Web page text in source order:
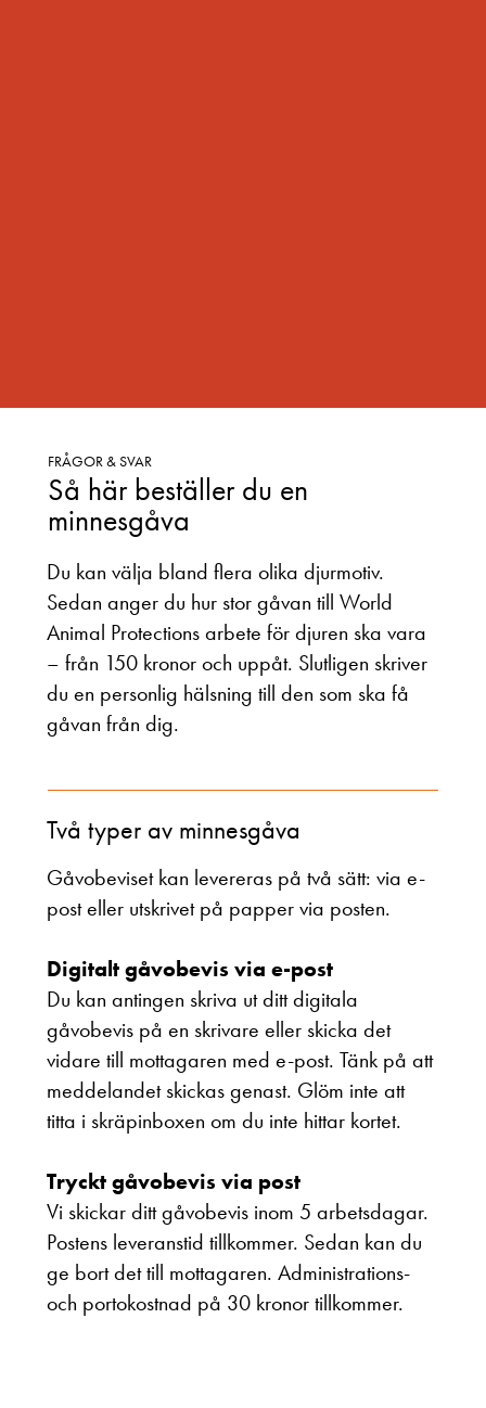
FRÅGOR & SVAR
Så här beställer du en
minnesgåva
Du kan välja bland flera olika djurmotiv.
Sedan anger du hur stor gåvan till World
Animal Protections arbete för djuren ska vara
– från 150 kronor och uppåt. Slutligen skriver
du en personlig hälsning till den som ska få
gåvan från dig.
Två typer av minnesgåva
Gåvobeviset kan levereras på två sätt: via e-
post eller utskrivet på papper via posten.
Digitalt gåvobevis via e-post
Du kan antingen skriva ut ditt digitala
gåvobevis på en skrivare eller skicka det
vidare till mottagaren med e-post. Tänk på att
meddelandet skickas genast. Glöm inte att
titta i skräpinboxen om du inte hittar kortet.
Tryckt gåvobevis via post
Vi skickar ditt gåvobevis inom 5 arbetsdagar.
Postens leveranstid tillkommer. Sedan kan du
ge bort det till mottagaren. Administrations-
och portokostnad på 30 kronor tillkommer.